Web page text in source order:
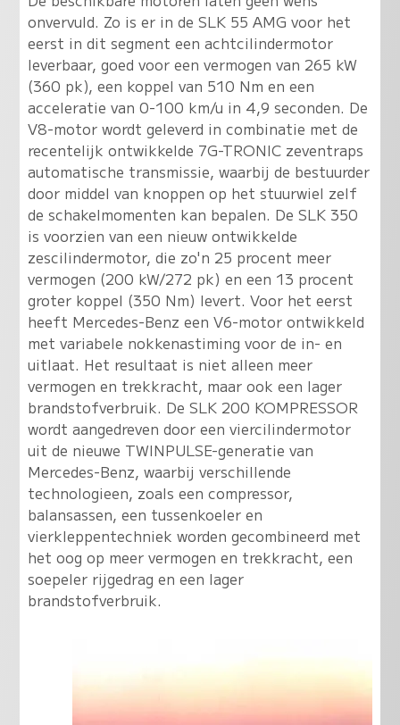
onvervuld. Zo is er in de SLK 55 AMG voor het
eerst in dit segment een achtcilindermotor
leverbaar, goed voor een vermogen van 265 kW
(360 pk), een koppel van 510 Nm en een
acceleratie van 0-100 km/u in 4,9 seconden. De
V8-motor wordt geleverd in combinatie met de
recentelijk ontwikkelde 7G-TRONIC zeventraps
automatische transmissie, waarbij de bestuurder
door middel van knoppen op het stuurwiel zelf
de schakelmomenten kan bepalen. De SLK 350
is voorzien van een nieuw ontwikkelde
zescilindermotor, die zo'n 25 procent meer
vermogen (200 kW/272 pk) en een 13 procent
groter koppel (350 Nm) levert. Voor het eerst
heeft Mercedes-Benz een V6-motor ontwikkeld
met variabele nokkenastiming voor de in- en
uitlaat. Het resultaat is niet alleen meer
vermogen en trekkracht, maar ook een lager
brandstofverbruik. De SLK 200 KOMPRESSOR
wordt aangedreven door een viercilindermotor
uit de nieuwe TWINPULSE-generatie van
Mercedes-Benz, waarbij verschillende
technologieen, zoals een compressor,
balansassen, een tussenkoeler en
vierkleppentechniek worden gecombineerd met
het oog op meer vermogen en trekkracht, een
soepeler rijgedrag en een lager
brandstofverbruik.